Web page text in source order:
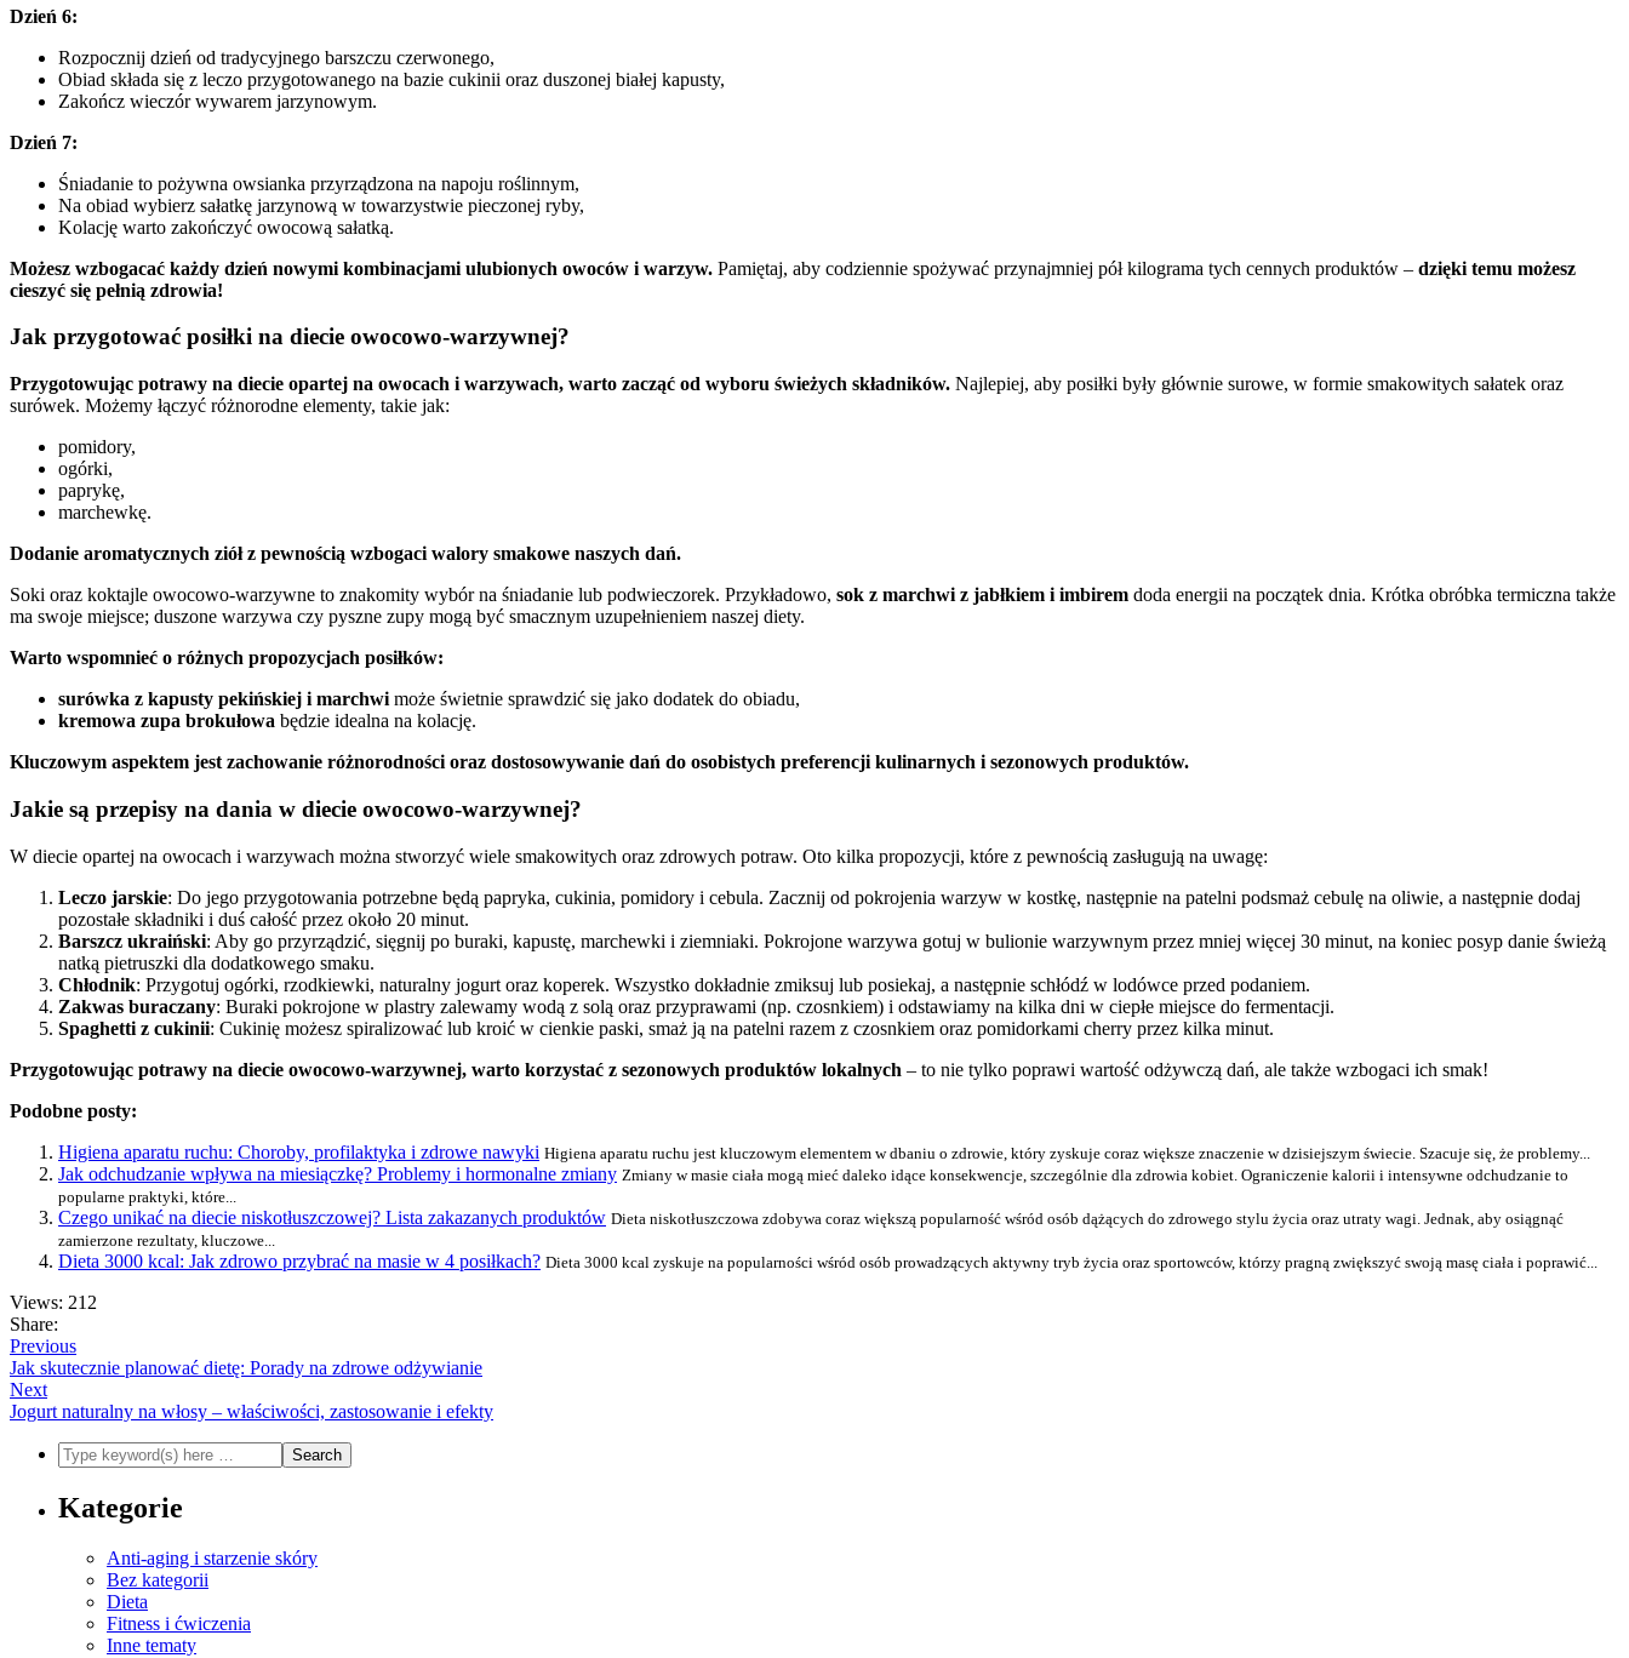
Dzień 6:
Rozpocznij dzień od tradycyjnego barszczu czerwonego,
Obiad składa się z leczo przygotowanego na bazie cukinii oraz duszonej białej kapusty,
Zakończ wieczór wywarem jarzynowym.
Dzień 7:
Śniadanie to pożywna owsianka przyrządzona na napoju roślinnym,
Na obiad wybierz sałatkę jarzynową w towarzystwie pieczonej ryby,
Kolację warto zakończyć owocową sałatką.
Możesz wzbogacać każdy dzień nowymi kombinacjami ulubionych owoców i warzyw. Pamiętaj, aby codziennie spożywać przynajmniej pół kilograma tych cennych produktów – dzięki temu możesz
cieszyć się pełnią zdrowia!
Jak przygotować posiłki na diecie owocowo-warzywnej?
Przygotowując potrawy na diecie opartej na owocach i warzywach, warto zacząć od wyboru świeżych składników. Najlepiej, aby posiłki były głównie surowe, w formie smakowitych sałatek oraz
surówek. Możemy łączyć różnorodne elementy, takie jak:
pomidory,
ogórki,
paprykę,
marchewkę.
Dodanie aromatycznych ziół z pewnością wzbogaci walory smakowe naszych dań.
Soki oraz koktajle owocowo-warzywne to znakomity wybór na śniadanie lub podwieczorek. Przykładowo, sok z marchwi z jabłkiem i imbirem doda energii na początek dnia. Krótka obróbka termiczna także
ma swoje miejsce; duszone warzywa czy pyszne zupy mogą być smacznym uzupełnieniem naszej diety.
Warto wspomnieć o różnych propozycjach posiłków:
surówka z kapusty pekińskiej i marchwi może świetnie sprawdzić się jako dodatek do obiadu,
kremowa zupa brokułowa będzie idealna na kolację.
Kluczowym aspektem jest zachowanie różnorodności oraz dostosowywanie dań do osobistych preferencji kulinarnych i sezonowych produktów.
Jakie są przepisy na dania w diecie owocowo-warzywnej?
W diecie opartej na owocach i warzywach można stworzyć wiele smakowitych oraz zdrowych potraw. Oto kilka propozycji, które z pewnością zasługują na uwagę:
Leczo jarskie: Do jego przygotowania potrzebne będą papryka, cukinia, pomidory i cebula. Zacznij od pokrojenia warzyw w kostkę, następnie na patelni podsmaż cebulę na oliwie, a następnie dodaj
pozostałe składniki i duś całość przez około 20 minut.
Barszcz ukraiński: Aby go przyrządzić, sięgnij po buraki, kapustę, marchewki i ziemniaki. Pokrojone warzywa gotuj w bulionie warzywnym przez mniej więcej 30 minut, na koniec posyp danie świeżą
natką pietruszki dla dodatkowego smaku.
Chłodnik: Przygotuj ogórki, rzodkiewki, naturalny jogurt oraz koperek. Wszystko dokładnie zmiksuj lub posiekaj, a następnie schłódź w lodówce przed podaniem.
Zakwas buraczany: Buraki pokrojone w plastry zalewamy wodą z solą oraz przyprawami (np. czosnkiem) i odstawiamy na kilka dni w ciepłe miejsce do fermentacji.
Spaghetti z cukinii: Cukinię możesz spiralizować lub kroić w cienkie paski, smaż ją na patelni razem z czosnkiem oraz pomidorkami cherry przez kilka minut.
Przygotowując potrawy na diecie owocowo-warzywnej, warto korzystać z sezonowych produktów lokalnych – to nie tylko poprawi wartość odżywczą dań, ale także wzbogaci ich smak!
Podobne posty:
Higiena aparatu ruchu: Choroby, profilaktyka i zdrowe nawyki Higiena aparatu ruchu jest kluczowym elementem w dbaniu o zdrowie, który zyskuje coraz większe znaczenie w dzisiejszym świecie. Szacuje się, że problemy...
Jak odchudzanie wpływa na miesiączkę? Problemy i hormonalne zmiany Zmiany w masie ciała mogą mieć daleko idące konsekwencje, szczególnie dla zdrowia kobiet. Ograniczenie kalorii i intensywne odchudzanie to
popularne praktyki, które...
Czego unikać na diecie niskotłuszczowej? Lista zakazanych produktów Dieta niskotłuszczowa zdobywa coraz większą popularność wśród osób dążących do zdrowego stylu życia oraz utraty wagi. Jednak, aby osiągnąć
zamierzone rezultaty, kluczowe...
Dieta 3000 kcal: Jak zdrowo przybrać na masie w 4 posiłkach? Dieta 3000 kcal zyskuje na popularności wśród osób prowadzących aktywny tryb życia oraz sportowców, którzy pragną zwiększyć swoją masę ciała i poprawić...
Views: 212
Share:
Previous
Jak skutecznie planować dietę: Porady na zdrowe odżywianie
Next
Jogurt naturalny na włosy – właściwości, zastosowanie i efekty
Kategorie
Anti-aging i starzenie skóry
Bez kategorii
Dieta
Fitness i ćwiczenia
Inne tematy